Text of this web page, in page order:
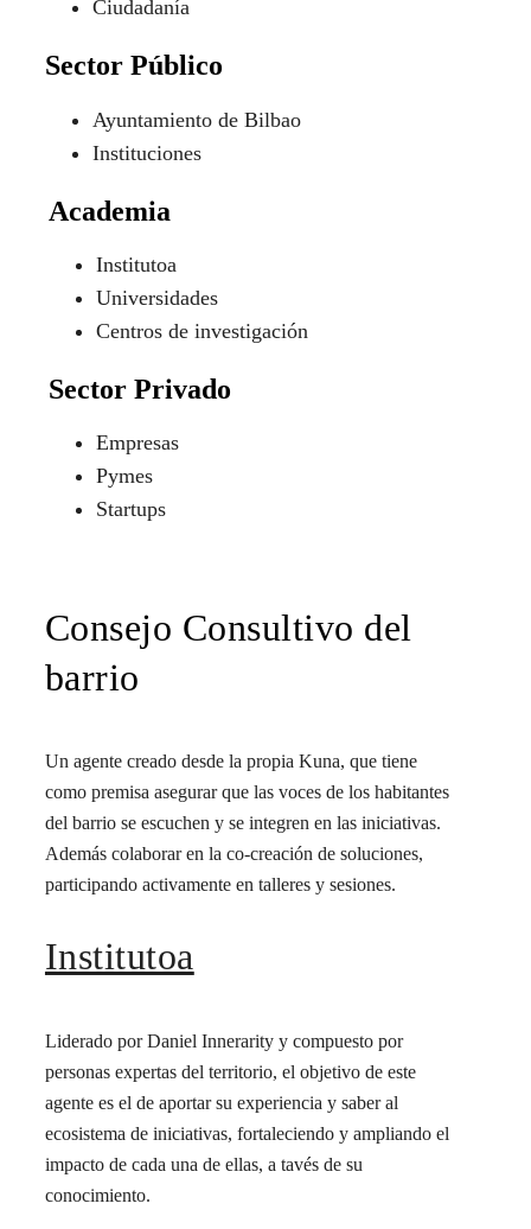
Ciudadanía
Sector Público
Ayuntamiento de Bilbao
Instituciones
Academia
Institutoa
Universidades
Centros de investigación
Sector Privado
Empresas
Pymes
Startups
Consejo Consultivo del
barrio
Un agente creado desde la propia Kuna, que tiene
como premisa asegurar que las voces de los habitantes
del barrio se escuchen y se integren en las iniciativas.
Además colaborar en la co-creación de soluciones,
participando activamente en talleres y sesiones.
Institutoa
Liderado por Daniel Innerarity y compuesto por
personas expertas del territorio, el objetivo de este
agente es el de aportar su experiencia y saber al
ecosistema de iniciativas, fortaleciendo y ampliando el
impacto de cada una de ellas, a tavés de su
conocimiento.